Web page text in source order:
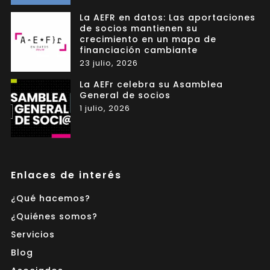
La AEFR en datos: Las aportaciones
de socios mantienen su
crecimiento en un mapa de
financiación cambiante
23 julio, 2026
La AEFr celebra su Asamblea
General de socios
1 julio, 2026
Enlaces de interés
¿Qué hacemos?
¿Quiénes somos?
Servicios
Blog